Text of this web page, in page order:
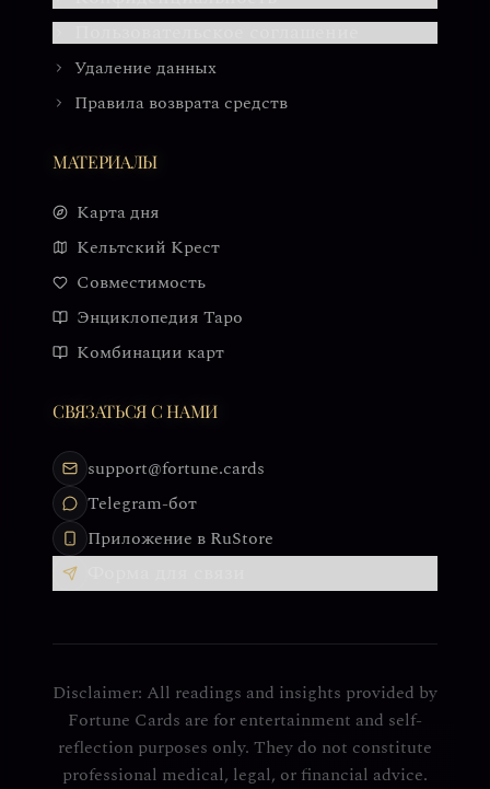
Удаление данных
Правила возврата средств
МАТЕРИАЛЫ
Карта дня
Кельтский Крест
Совместимость
Энциклопедия Таро
Комбинации карт
СВЯЗАТЬСЯ С НАМИ
support@fortune.cards
Telegram-бот
Приложение в RuStore
Disclaimer: All readings and insights provided by
Fortune Cards are for entertainment and self-
reflection purposes only. They do not constitute
professional medical, legal, or financial advice.